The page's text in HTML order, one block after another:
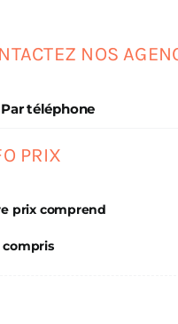
NOS
Par téléphone
PRIX
prix comprend
compris